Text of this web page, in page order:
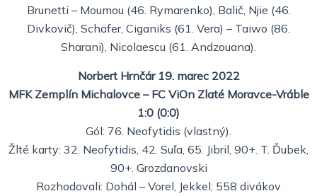
Brunetti – Moumou (46. Rymarenko), Balič, Njie (46.
Divkovič), Schäfer, Ciganiks (61. Vera) – Taiwo (86.
Sharani), Nicolaescu (61. Andzouana).
Norbert Hrnčár 19. marec 2022
MFK Zemplín Michalovce – FC ViOn Zlaté Moravce-Vráble
1:0 (0:0)
Gól: 76. Neofytidis (vlastný).
Žlté karty: 32. Neofytidis, 42. Suľa, 65. Jibril, 90+. T. Ďubek,
90+. Grozdanovski
Rozhodovali: Dohál – Vorel, Jekkel; 558 divákov